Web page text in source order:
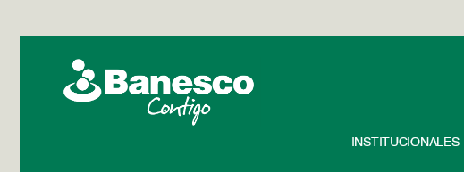
INSTITUCIONALES